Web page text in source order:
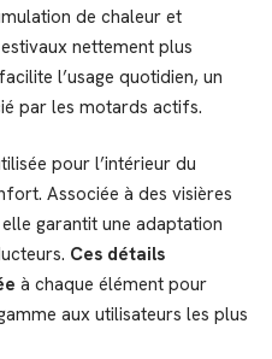
de chaleur et
nettement plus
l’usage quotidien, un
par les motards actifs.
pour l’intérieur du
Associée à des visières
garantit une adaptation
Ces détails
à chaque élément pour
aux utilisateurs les plus